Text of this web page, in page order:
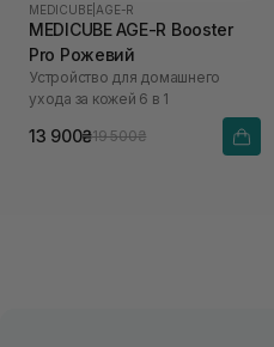
MEDICUBE AGE-R
MEDICUBE AGE-R Booster
Pro Рожевий
Устройство для домашнего
ухода за кожей 6 в 1
13 900₴19 500₴